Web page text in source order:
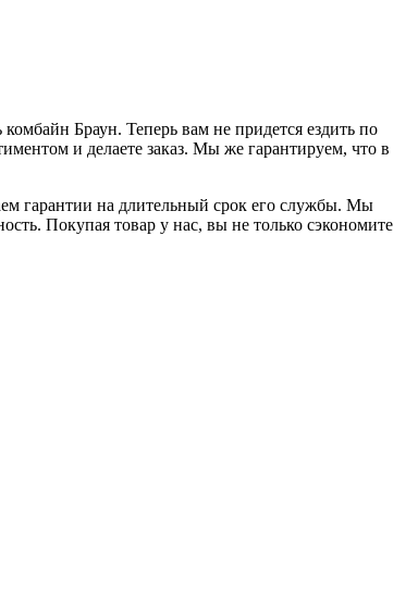
Браун. Теперь вам не придется ездить по
и делаете заказ. Мы же гарантируем, что в
гарантии на длительный срок его службы. Мы
Покупая товар у нас, вы не только сэкономите